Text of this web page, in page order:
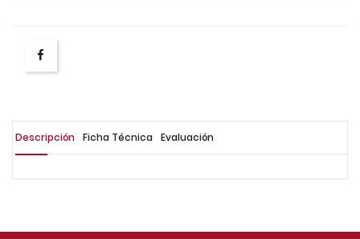
Descripción Ficha Técnica Evaluación